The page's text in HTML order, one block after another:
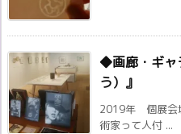
◆画廊・ギ
う）』
2019年 個展会
術家って人付 ...